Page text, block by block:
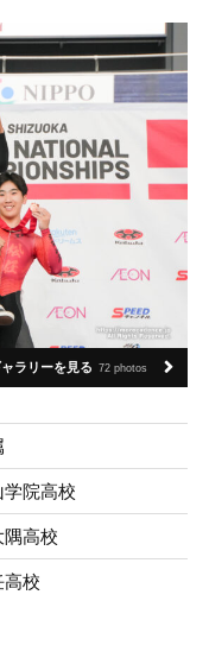
ラリーを見る 72 photos
学院高校
隅高校
高校